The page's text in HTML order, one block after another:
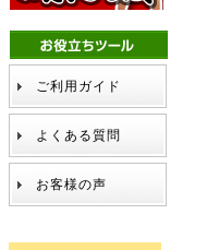
ご利用ガイド
よくある質問
お客様の声